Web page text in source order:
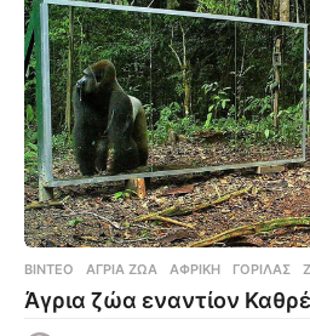
ΒΊΝΤΕΟ ΆΓΡΙΑ ΖΏΑ ,ΑΦΡΙΚΉ ,ΓΟΡΊΛΑΣ ,
Άγρια ζώα εναντίον